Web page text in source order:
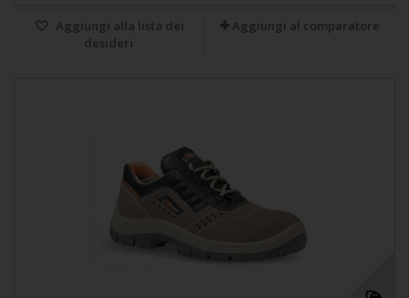
Aggiungi alla lista dei
desideri
Aggiungi al comparatore